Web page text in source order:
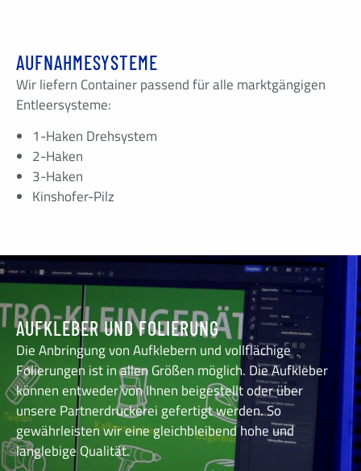
AUFNAHMESYSTEME
Wir liefern Container passend für alle marktgängigen
Entleersysteme:
1-Haken Drehsystem
2-Haken
3-Haken
Kinshofer-Pilz
AUFKLEBER UND FOLIERUNG
Die Anbringung von Aufklebern und vollflächige
Folierungen ist in allen Größen möglich. Die Aufkleber
können entweder von Ihnen beigestellt oder über
unsere Partnerdruckerei gefertigt werden. So
gewährleisten wir eine gleichbleibend hohe und
langlebige Qualität.